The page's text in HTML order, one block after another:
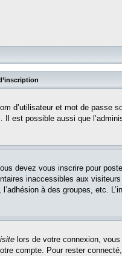
d’utilisateur et mot de passe
est possible aussi que
devez vous inscrire pour
inaccessibles aux
à des groupes, etc.
lors de votre connexion,
compte. Pour rester